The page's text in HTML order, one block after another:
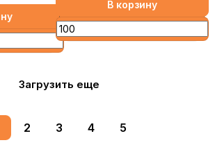
В корзину
Загрузить еще
2 3 4 5